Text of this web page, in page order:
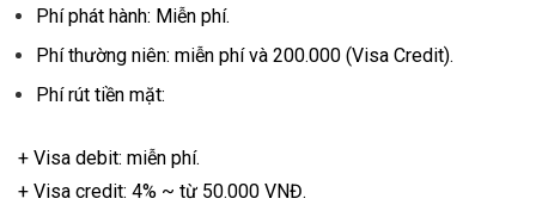
Phí phát hành: Miễn phí.
Phí thường niên: miễn phí và 200.000 (Visa Credit).
Phí rút tiền mặt:
+ Visa debit: miễn phí.
+ Visa credit: 4% ~ từ 50.000 VNĐ.